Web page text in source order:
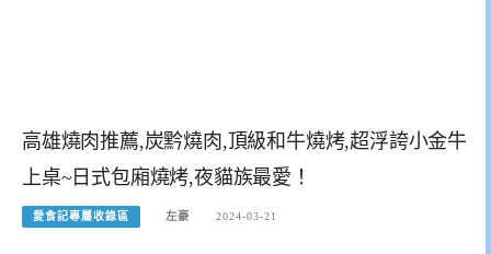
高雄燒肉推薦,炭黔燒肉,頂級和牛燒烤,超浮誇小金牛
上桌~日式包廂燒烤,夜貓族最愛！
愛食記專屬收錄區 左豪 2024-03-21